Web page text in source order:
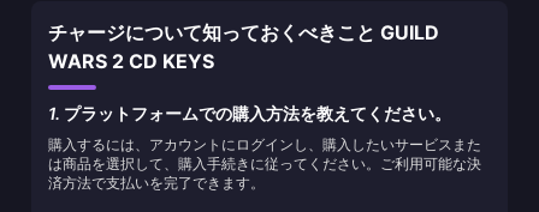
チャージについて知っておくべきこと GUILD
WARS 2 CD KEYS
1. プラットフォームでの購入方法を教えてください。
購入するには、アカウントにログインし、購入したいサービスまた
は商品を選択して、購入手続きに従ってください。ご利用可能な決
済方法で支払いを完了できます。